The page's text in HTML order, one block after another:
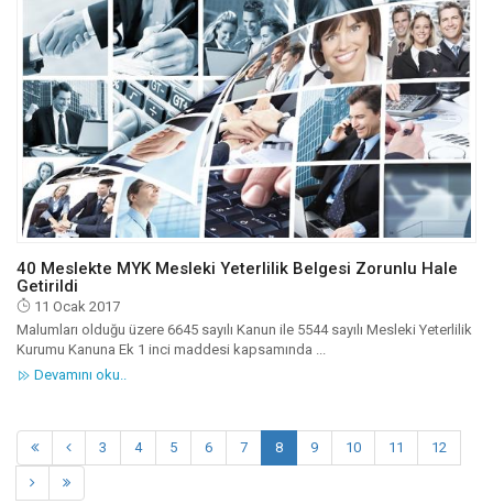
40 Meslekte MYK Mesleki Yeterlilik Belgesi Zorunlu Hale
Getirildi
11 Ocak 2017
Malumları olduğu üzere 6645 sayılı Kanun ile 5544 sayılı Mesleki Yeterlilik
Kurumu Kanuna Ek 1 inci maddesi kapsamında ...
Devamını oku..
3 4 5 6 7 8 9 10 11 12